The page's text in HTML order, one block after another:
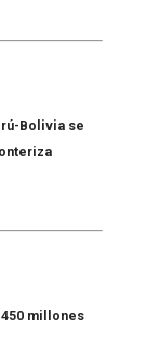
Bolivia se
millones